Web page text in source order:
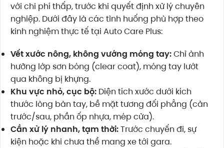
với chi phí thấp, trước khi quyết định xử lý chuyên
nghiệp. Dưới đây là các tình huống phù hợp theo
kinh nghiệm thực tế tại Auto Care Plus:
Vết xước nông, không vướng móng tay:Chỉ ảnh
hưởng lớp sơn bóng (clear coat), móng tay lướt
qua không bị khựng.
Khu vực nhỏ, cục bộ: Diện tích xước dưới kích
thước lòng bàn tay, bề mặt tương đối phẳng (cản
trước/sau, phần ốp nhựa, mép cửa).
Cần xử lý nhanh, tạm thời:Trước chuyến đi, sự
kiện hoặc khi chưa thể mang xe tới gara.